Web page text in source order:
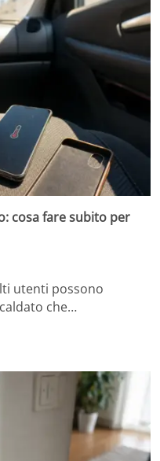
cosa fare subito per
utenti possono
che…